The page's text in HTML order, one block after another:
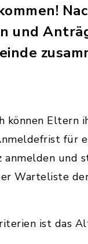
und
können Eltern
für
und
Warteliste
ist das